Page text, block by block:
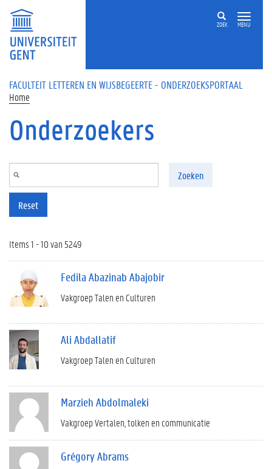
Overslaan en naar de inhoud gaan
ZOEK MENU
FACULTEIT LETTEREN EN WIJSBEGEERTE - ONDERZOEKSPORTAAL
Home
Onderzoekers
Zoeken
Reset
Items 1 - 10 van 5249
Fedila Abazinab Abajobir
Vakgroep Talen en Culturen
Ali Abdallatif
Vakgroep Talen en Culturen
Marzieh Abdolmaleki
Vakgroep Vertalen, tolken en communicatie
Grégory Abrams